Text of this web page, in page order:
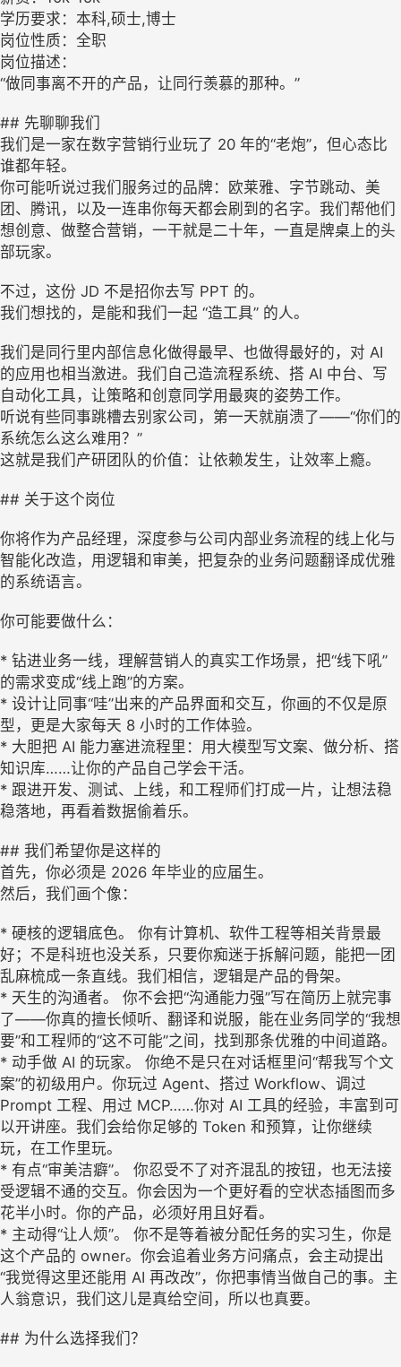
学历要求：本科,硕士,博士
岗位性质：全职
岗位描述：
“做同事离不开的产品，让同行羡慕的那种。”
## 先聊聊我们
我们是一家在数字营销行业玩了 20 年的“老炮”，但心态比
谁都年轻。
你可能听说过我们服务过的品牌：欧莱雅、字节跳动、美
团、腾讯，以及一连串你每天都会刷到的名字。我们帮他们
想创意、做整合营销，一干就是二十年，一直是牌桌上的头
部玩家。
不过，这份 JD 不是招你去写 PPT 的。
我们想找的，是能和我们一起 “造工具” 的人。
我们是同行里内部信息化做得最早、也做得最好的，对 AI
的应用也相当激进。我们自己造流程系统、搭 AI 中台、写
自动化工具，让策略和创意同学用最爽的姿势工作。
听说有些同事跳槽去别家公司，第一天就崩溃了——“你们的
系统怎么这么难用？”
这就是我们产研团队的价值：让依赖发生，让效率上瘾。
## 关于这个岗位
你将作为产品经理，深度参与公司内部业务流程的线上化与
智能化改造，用逻辑和审美，把复杂的业务问题翻译成优雅
的系统语言。
你可能要做什么：
* 钻进业务一线，理解营销人的真实工作场景，把“线下吼”
的需求变成“线上跑”的方案。
* 设计让同事“哇”出来的产品界面和交互，你画的不仅是原
型，更是大家每天 8 小时的工作体验。
* 大胆把 AI 能力塞进流程里：用大模型写文案、做分析、搭
知识库……让你的产品自己学会干活。
* 跟进开发、测试、上线，和工程师们打成一片，让想法稳
稳落地，再看着数据偷着乐。
## 我们希望你是这样的
首先，你必须是 2026 年毕业的应届生。
然后，我们画个像：
* 硬核的逻辑底色。 你有计算机、软件工程等相关背景最
好；不是科班也没关系，只要你痴迷于拆解问题，能把一团
乱麻梳成一条直线。我们相信，逻辑是产品的骨架。
* 天生的沟通者。 你不会把“沟通能力强”写在简历上就完事
了——你真的擅长倾听、翻译和说服，能在业务同学的“我想
要”和工程师的“这不可能”之间，找到那条优雅的中间道路。
* 动手做 AI 的玩家。 你绝不是只在对话框里问“帮我写个文
案”的初级用户。你玩过 Agent、搭过 Workflow、调过
Prompt 工程、用过 MCP……你对 AI 工具的经验，丰富到可
以开讲座。我们会给你足够的 Token 和预算，让你继续
玩，在工作里玩。
* 有点“审美洁癖”。 你忍受不了对齐混乱的按钮，也无法接
受逻辑不通的交互。你会因为一个更好看的空状态插图而多
花半小时。你的产品，必须好用且好看。
* 主动得“让人烦”。 你不是等着被分配任务的实习生，你是
这个产品的 owner。你会追着业务方问痛点，会主动提出
“我觉得这里还能用 AI 再改改”，你把事情当做自己的事。主
人翁意识，我们这儿是真给空间，所以也真要。
## 为什么选择我们？